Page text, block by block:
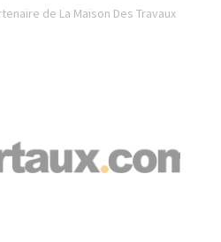
de La Maison Des Travaux